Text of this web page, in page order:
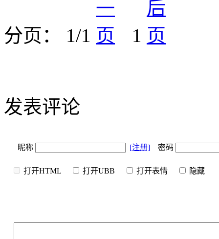
分页： 1/1 1
发表评论
昵称 [注册] 密码
打开HTML 打开UBB 打开表情 隐